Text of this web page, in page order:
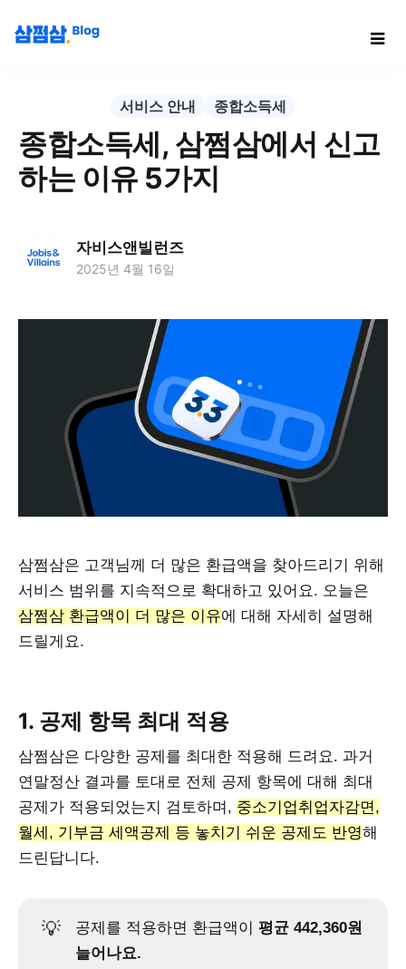
서비스 안내 종합소득세
종합소득세, 삼쩜삼에서 신고
하는 이유 5가지
자비스앤빌런즈
2025년 4월 16일
삼쩜삼은 고객님께 더 많은 환급액을 찾아드리기 위해
서비스 범위를 지속적으로 확대하고 있어요. 오늘은
삼쩜삼 환급액이 더 많은 이유에 대해 자세히 설명해
드릴게요.
1. 공제 항목 최대 적용
삼쩜삼은 다양한 공제를 최대한 적용해 드려요. 과거
연말정산 결과를 토대로 전체 공제 항목에 대해 최대
공제가 적용되었는지 검토하며, 중소기업취업자감면,
월세, 기부금 세액공제 등 놓치기 쉬운 공제도 반영해
드린답니다.
💡 공제를 적용하면 환급액이평균 442,360원
늘어나요.